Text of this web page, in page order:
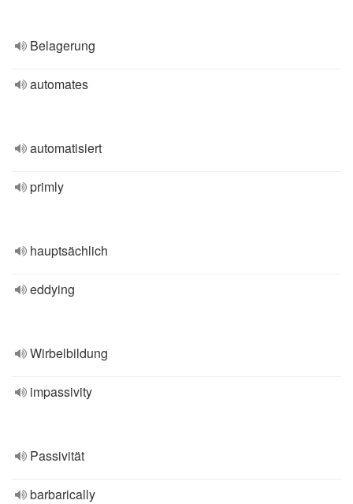
Belagerung
automates
automatisiert
primly
hauptsächlich
eddying
Wirbelbildung
impassivity
Passivität
barbarically